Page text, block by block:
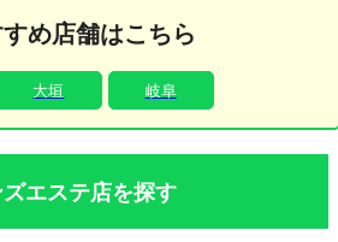
歩5分と抜群の
ーム】は、お仕事帰りの遅い時間
リフレッシュに最適です。しっとりも
る温もりと優しさに包まれる、贅沢な
楽しみください。
め店舗はこちら
大垣 岐阜
エステ店を探す